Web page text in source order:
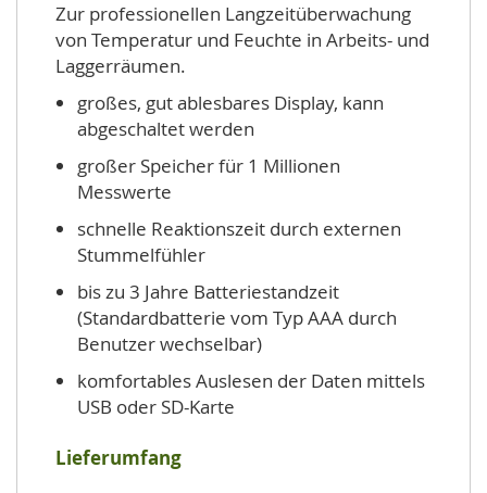
Zur professionellen Langzeitüberwachung
von Temperatur und Feuchte in Arbeits- und
Laggerräumen.
großes, gut ablesbares Display, kann
abgeschaltet werden
großer Speicher für 1 Millionen
Messwerte
schnelle Reaktionszeit durch externen
Stummelfühler
bis zu 3 Jahre Batteriestandzeit
(Standardbatterie vom Typ AAA durch
Benutzer wechselbar)
komfortables Auslesen der Daten mittels
USB oder SD-Karte
Lieferumfang